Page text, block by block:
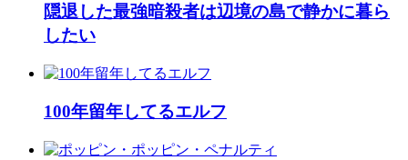
隠退した最強暗殺者は辺境の島で静かに暮ら
したい
100年留年してるエルフ